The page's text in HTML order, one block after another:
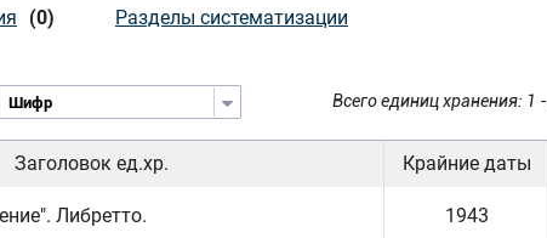
(0) Разделы систематизации
Всего единиц хранения: 1
Заголовок ед.хр. Крайние даты
Либретто. 1943